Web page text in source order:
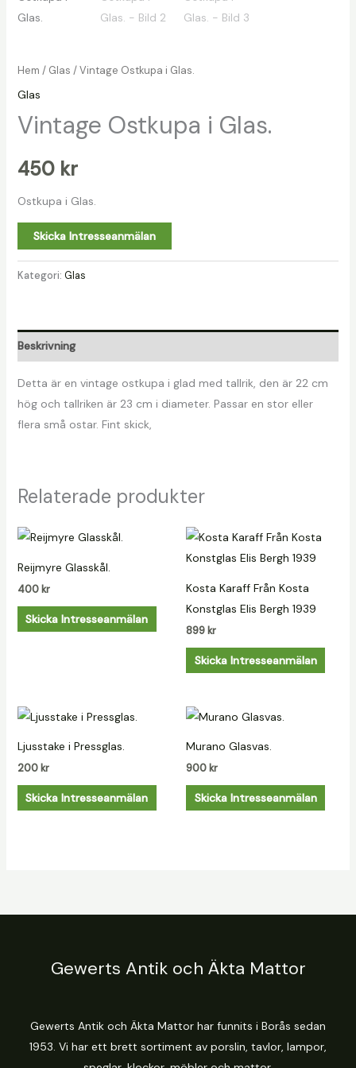
Hem / Glas / Vintage Ostkupa i Glas.
Glas
Vintage Ostkupa i Glas.
450 kr
Ostkupa i Glas.
Skicka Intresseanmälan
Kategori: Glas
Beskrivning
Detta är en vintage ostkupa i glad med tallrik, den är 22 cm
hög och tallriken är 23 cm i diameter. Passar en stor eller
flera små ostar. Fint skick,
Relaterade produkter
Reijmyre Glasskål.
400 kr
Skicka Intresseanmälan
Kosta Karaff Från Kosta
Konstglas Elis Bergh 1939
899 kr
Skicka Intresseanmälan
Ljusstake i Pressglas.
200 kr
Skicka Intresseanmälan
Murano Glasvas.
900 kr
Skicka Intresseanmälan
Gewerts Antik och Äkta Mattor
Gewerts Antik och Äkta Mattor har funnits i Borås sedan
1953. Vi har ett brett sortiment av porslin, tavlor, lampor,